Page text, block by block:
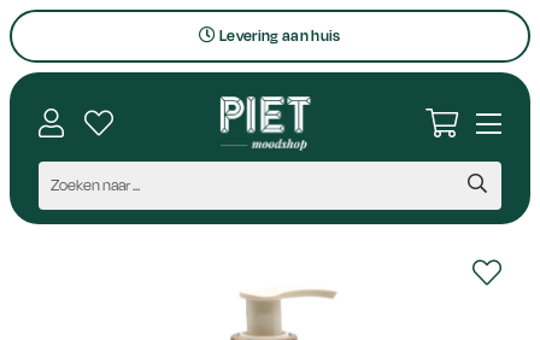
Levering aan huis
Interieuradvies op maat
Persoonlijk aanspreekpunt